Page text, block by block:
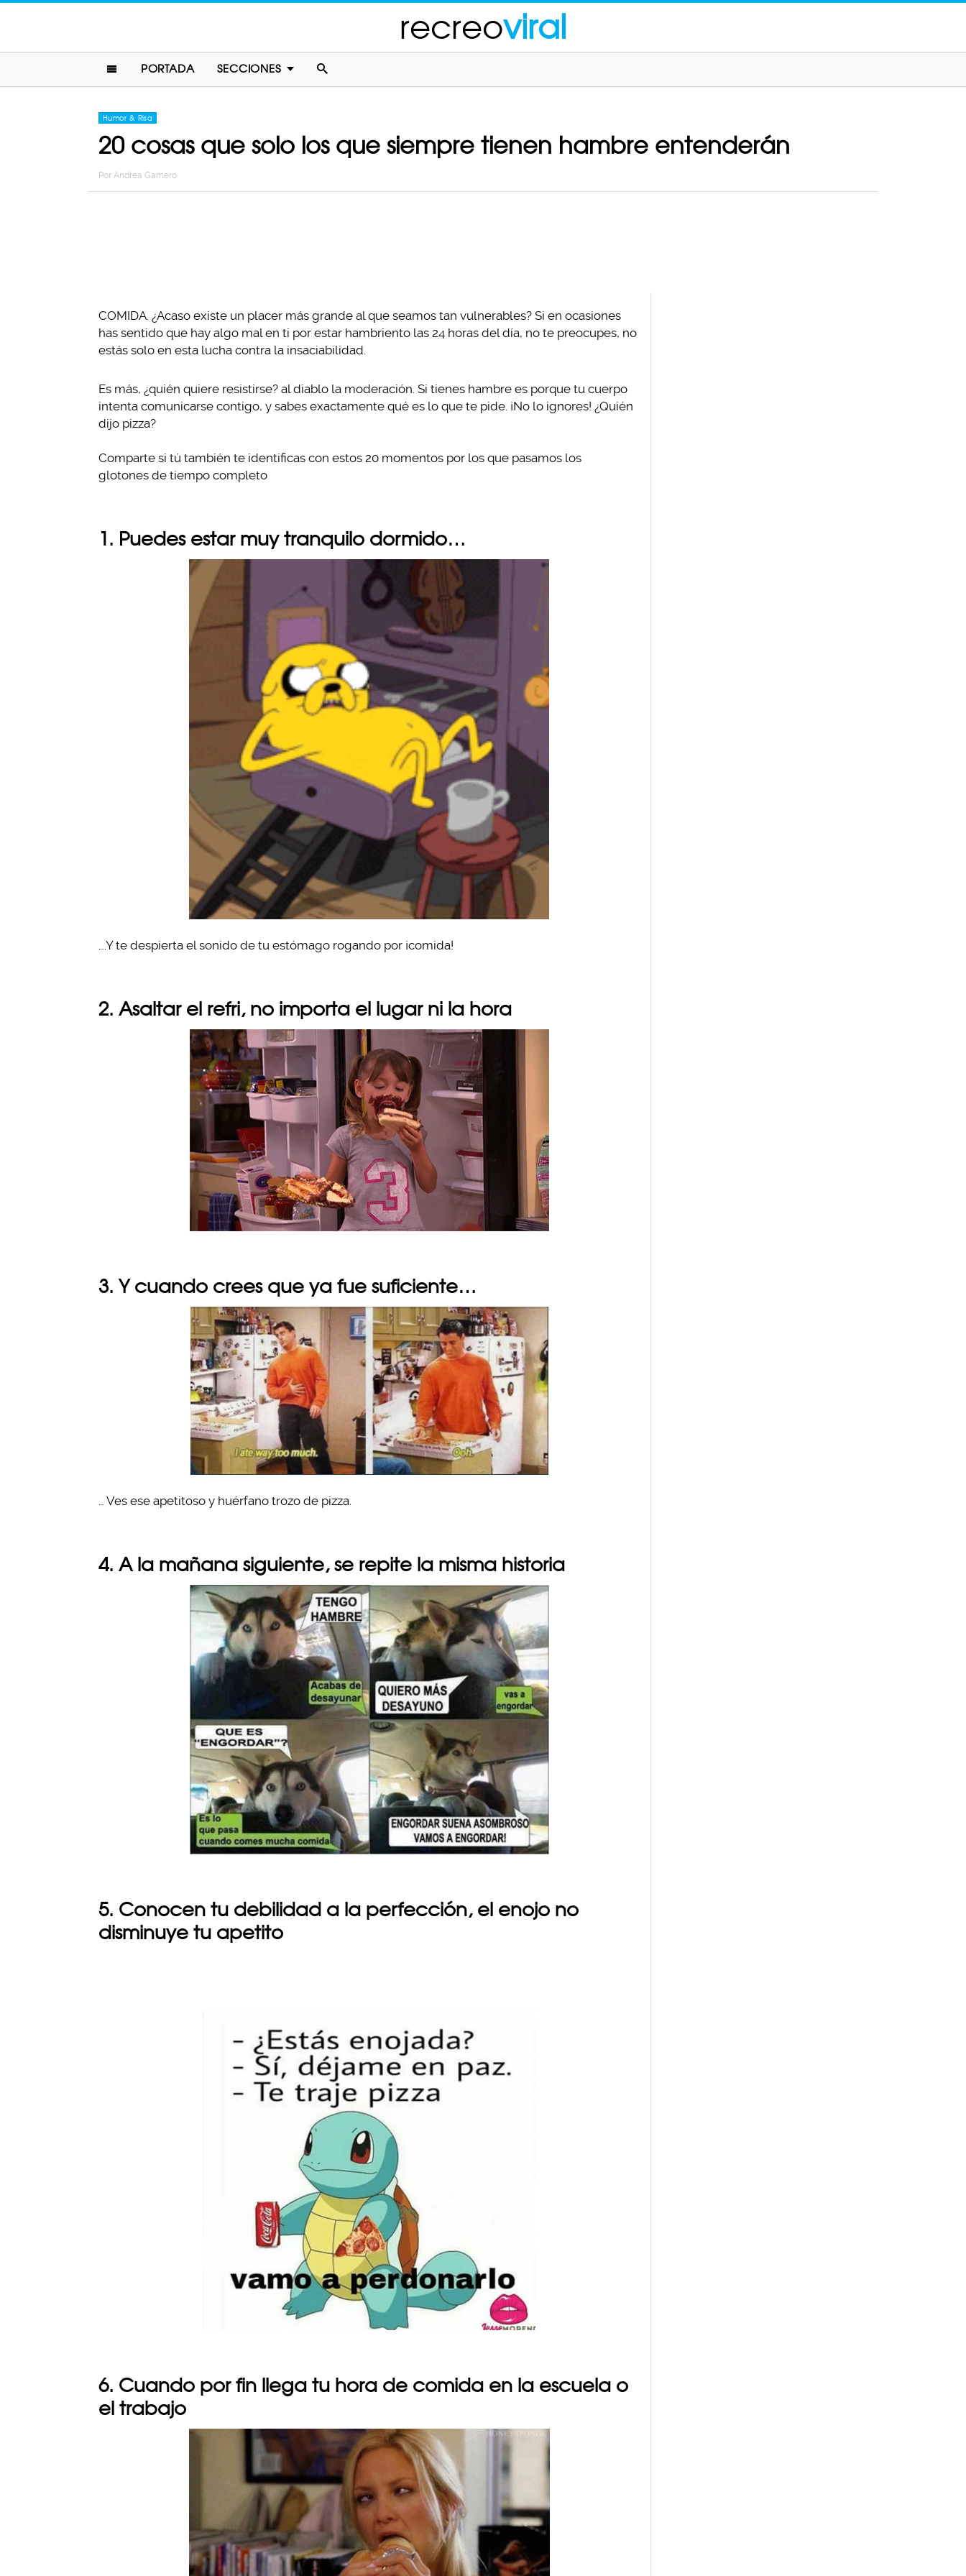
recreoviral
PORTADA SECCIONES
Humor & Risa
20 cosas que solo los que siempre tienen hambre entenderán
Por Andrea Gamero
COMIDA. ¿Acaso existe un placer más grande al que seamos tan vulnerables? Si en ocasiones
has sentido que hay algo mal en ti por estar hambriento las 24 horas del día, no te preocupes, no
estás solo en esta lucha contra la insaciabilidad.
Es más, ¿quién quiere resistirse? al diablo la moderación. Si tienes hambre es porque tu cuerpo
intenta comunicarse contigo, y sabes exactamente qué es lo que te pide. ¡No lo ignores! ¿Quién
dijo pizza?
Comparte si tú también te identificas con estos 20 momentos por los que pasamos los
glotones de tiempo completo
1. Puedes estar muy tranquilo dormido…
….Y te despierta el sonido de tu estómago rogando por ¡comida!
2. Asaltar el refri, no importa el lugar ni la hora
3. Y cuando crees que ya fue suficiente…
… Ves ese apetitoso y huérfano trozo de pizza.
4. A la mañana siguiente, se repite la misma historia
5. Conocen tu debilidad a la perfección, el enojo no
disminuye tu apetito
6. Cuando por fin llega tu hora de comida en la escuela o
el trabajo